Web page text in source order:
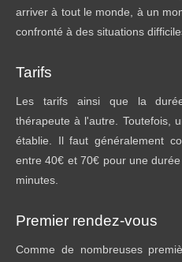
arriver à tout le monde, à un
confronté à des situations
Tarifs
Les tarifs ainsi que la
thérapeute à l'autre. Toutefois,
établie. Il faut généralement
entre 40€ et 70€ pour une
minutes.
Premier rendez-vous
Comme de nombreuses